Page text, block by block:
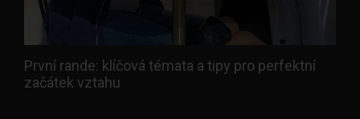
První rande: klíčová témata a tipy pro perfektní
začátek vztahu